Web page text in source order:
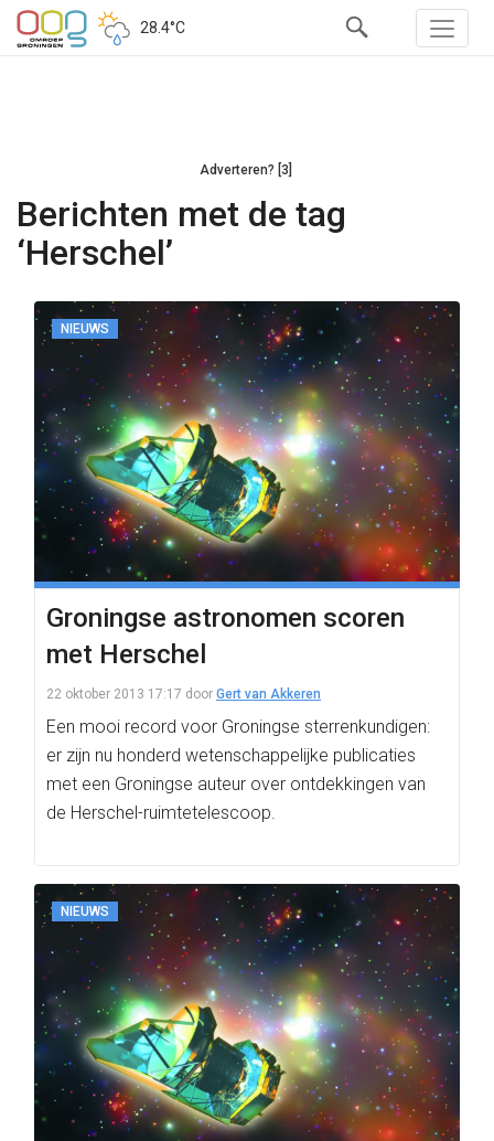
28.4°C
Adverteren? [3]
Berichten met de tag
‘Herschel’
NIEUWS
Groningse astronomen scoren
met Herschel
22 oktober 2013 17:17 door Gert van Akkeren
Een mooi record voor Groningse sterrenkundigen:
er zijn nu honderd wetenschappelijke publicaties
met een Groningse auteur over ontdekkingen van
de Herschel-ruimtetelescoop.
NIEUWS